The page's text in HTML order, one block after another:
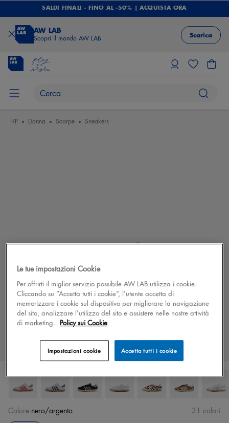
SALDI FINALI - FINO AL -50% | ACQUISTA ORA
AW LAB
Scopri il mondo AW LAB Scarica
HP Donna Scarpe Sneakers
Colore nero/argento 31 colori
Le tue impostazioni Cookie
Per offrirti il miglior servizio possibile AW LAB utilizza i cookie.
Cliccando su “Accetta tutti i cookie”, l'utente accetta di
memorizzare i cookie sul dispositivo per migliorare la navigazione
del sito, analizzare l'utilizzo del sito e assistere nelle nostre attività
di marketing. Policy sui Cookie
Accetta tutti i cookie
Impostazioni cookie